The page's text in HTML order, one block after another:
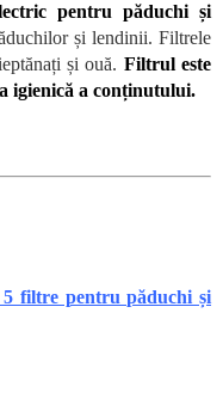
pentru păduchi și
și lendinii. Filtrele
și ouă. Filtrul este
igienică a conținutului.
5 filtre pentru păduchi și